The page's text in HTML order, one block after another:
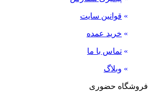
» قوانین سایت
» خرید عمده
» تماس با ما
» وبلاگ
فروشگاه حضوری